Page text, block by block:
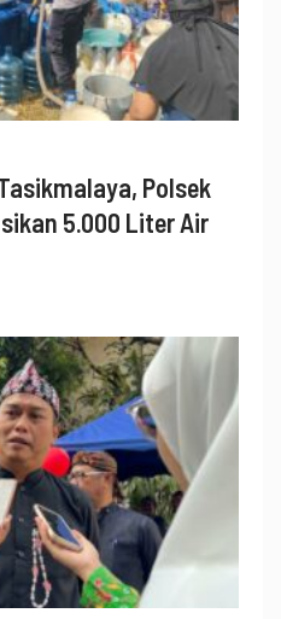
Polsek
5.000 Liter Air